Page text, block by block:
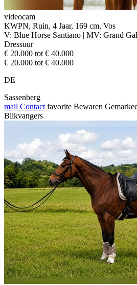
videocam
KWPN, Ruin, 4 Jaar, 169 cm, Vos
V: Blue Horse Santiano | MV: Grand
Dressuur
€ 20.000 tot € 40.000
€ 20.000 tot € 40.000
DE
Sassenberg
mail Contact favorite Bewaren
Blikvangers